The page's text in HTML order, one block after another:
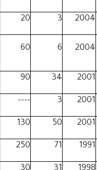
3
20
6
60
34
90
3
----
50
130
71
250